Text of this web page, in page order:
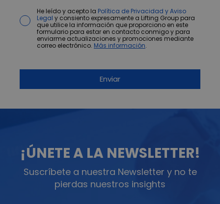
He leído y acepto la Política de Privacidad y Aviso
Legal y consiento expresamente a Lifting Group para
que utilice la información que proporciono en este
formulario para estar en contacto conmigo y para
enviarme actualizaciones y promociones mediante
correo electrónico. Más información.
¡ÚNETE A LA NEWSLETTER!
Suscríbete a nuestra Newsletter y no te
pierdas nuestros insights